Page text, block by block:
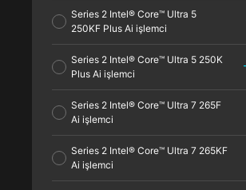
Series 2 Intel® Core™ Ultra 5
250KF Plus Ai işlemci
Series 2 Intel® Core™ Ultra 5 250K
Plus Ai işlemci
Series 2 Intel® Core™ Ultra 7 265F
Ai işlemci
Series 2 Intel® Core™ Ultra 7 265KF
Ai işlemci